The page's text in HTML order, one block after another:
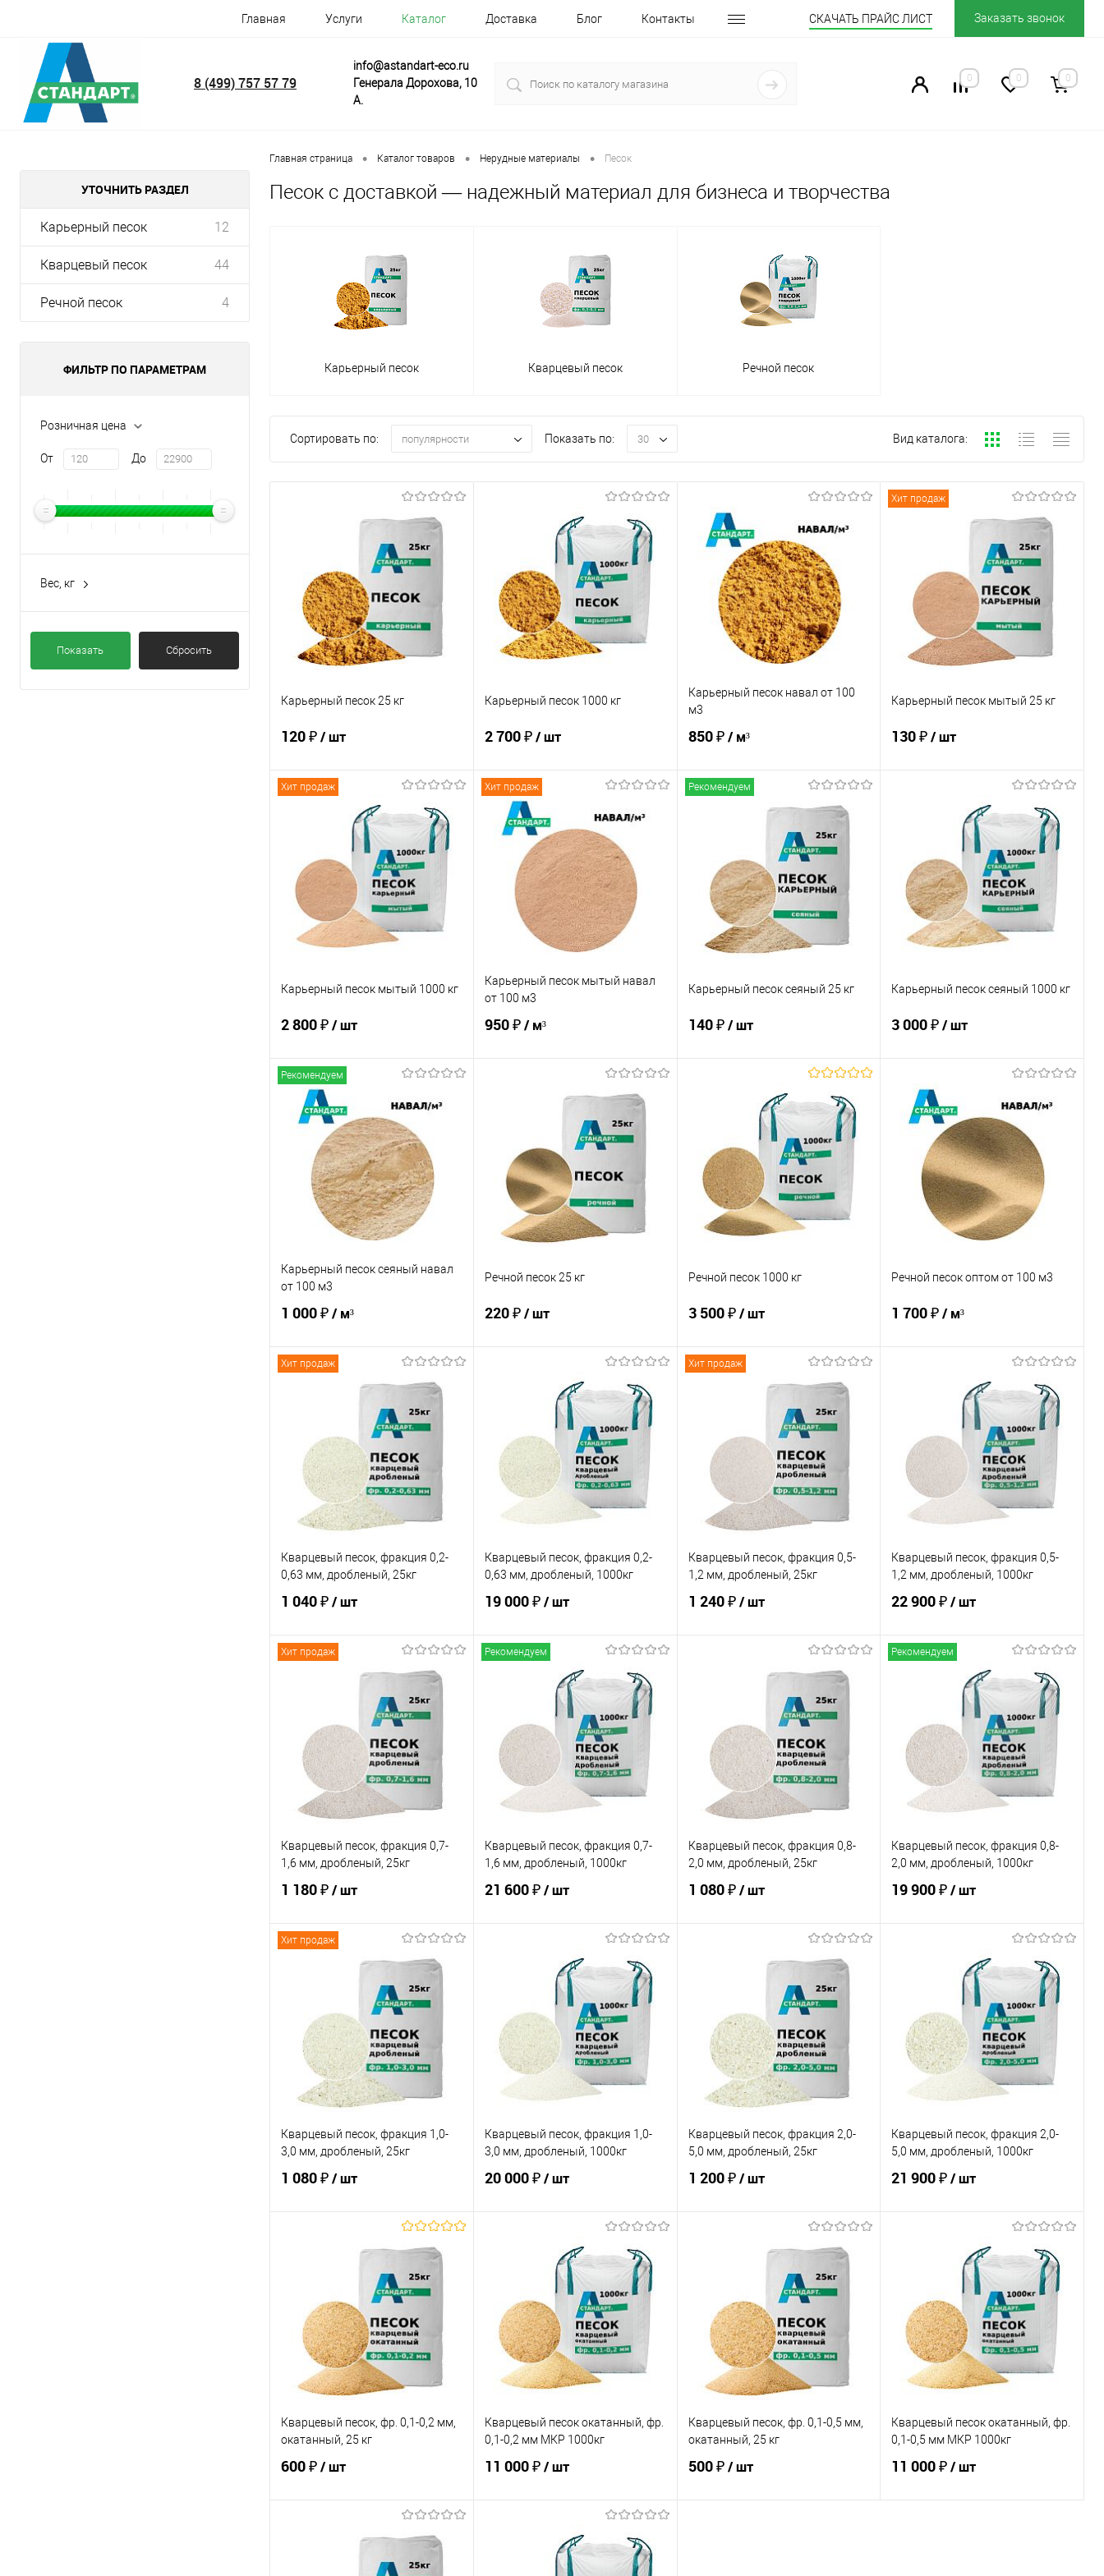
Главная Услуги Каталог Доставка Блог Контакты СКАЧАТЬ ПРАЙС ЛИСТ Заказать звонок
8 (499) 757 57 79
info@astandart-eco.ru
Генерала Дорохова, 10
А.
0 0 0
УТОЧНИТЬ РАЗДЕЛ
Карьерный песок 12
Кварцевый песок 44
Речной песок 4
ФИЛЬТР ПО ПАРАМЕТРАМ
Розничная цена
От До
Вес, кг
Показать Сбросить
Главная страница • Каталог товаров • Нерудные материалы • Песок
Песок с доставкой — надежный материал для бизнеса и творчества
Карьерный песок Кварцевый песок Речной песок
Сортировать по: популярности Показать по: 30 Вид каталога:
Карьерный песок 25 кг
120 ₽/ шт
В корзину
Купить в 1 клик
Сравнение
В избранное
В наличии
Карьерный песок 1000 кг
2 700 ₽/ шт
Купить в 1 клик
Сравнение
В избранное
В наличии
Карьерный песок навал от 100
м3
850 ₽ / м³
В корзину
Купить в 1 клик
Сравнение
В избранное
В наличии
Хит продаж
Карьерный песок мытый 25 кг
130 ₽/ шт
В корзину
Купить в 1 клик
Сравнение
В избранное
В наличии
Хит продаж
Карьерный песок мытый 1000 кг
2 800 ₽/ шт
Купить в 1 клик
Сравнение
В избранное
В наличии
Хит продаж
Карьерный песок мытый навал
от 100 м3
950 ₽/ м³
В корзину
Купить в 1 клик
Сравнение
В избранное
Рекомендуем
Карьерный песок сеяный 25 кг
140 ₽ / шт
В корзину
Купить в 1 клик
Сравнение
В избранное
В наличии
Карьерный песок сеяный 1000 кг
3 000 ₽/ шт
Купить в 1 клик
Сравнение
В избранное
В наличии
Рекомендуем
Карьерный песок сеяный навал
от 100 м3
1 000 ₽/ м³
В корзину
Сравнение
В избранное
В наличии
Речной песок 25 кг
220 ₽/ шт
В корзину
Купить в 1 клик
Сравнение
В избранное
В наличии
Речной песок 1000 кг
3 500 ₽ / шт
В корзину
Купить в 1 клик
Сравнение
В избранное
Под заказ
Речной песок оптом от 100 м3
1 700 ₽/ м³
В корзину
Купить в 1 клик
Сравнение
В избранное
В наличии
Хит продаж
Кварцевый песок, фракция 0,2-
0,63 мм, дробленый, 25кг
1 040 ₽/ шт
В корзину
Сравнение
В избранное
В наличии
Кварцевый песок, фракция 0,2-
0,63 мм, дробленый, 1000кг
19 000 ₽/ шт
В корзину
Купить в 1 клик
Сравнение
В избранное
В наличии
Хит продаж
Кварцевый песок, фракция 0,5-
1,2 мм, дробленый, 25кг
1 240 ₽ / шт
В корзину
Купить в 1 клик
Сравнение
В избранное
В наличии
Кварцевый песок, фракция 0,5-
1,2 мм, дробленый, 1000кг
22 900 ₽/ шт
В корзину
Купить в 1 клик
Сравнение
В избранное
В наличии
Хит продаж
Кварцевый песок, фракция 0,7-
1,6 мм, дробленый, 25кг
1 180 ₽/ шт
В корзину
Сравнение
В избранное
В наличии
Рекомендуем
Кварцевый песок, фракция 0,7-
1,6 мм, дробленый, 1000кг
21 600 ₽/ шт
В корзину
Купить в 1 клик
Сравнение
В избранное
В наличии
Кварцевый песок, фракция 0,8-
2,0 мм, дробленый, 25кг
1 080 ₽ / шт
В корзину
Купить в 1 клик
Сравнение
В избранное
В наличии
Рекомендуем
Кварцевый песок, фракция 0,8-
2,0 мм, дробленый, 1000кг
19 900 ₽/ шт
В корзину
Купить в 1 клик
Сравнение
В избранное
В наличии
Хит продаж
Кварцевый песок, фракция 1,0-
3,0 мм, дробленый, 25кг
1 080 ₽/ шт
В корзину
Сравнение
В избранное
В наличии
Кварцевый песок, фракция 1,0-
3,0 мм, дробленый, 1000кг
20 000 ₽/ шт
В корзину
Купить в 1 клик
Сравнение
В избранное
В наличии
Кварцевый песок, фракция 2,0-
5,0 мм, дробленый, 25кг
1 200 ₽ / шт
В корзину
Купить в 1 клик
Сравнение
В избранное
В наличии
Кварцевый песок, фракция 2,0-
5,0 мм, дробленый, 1000кг
21 900 ₽/ шт
В корзину
Купить в 1 клик
Сравнение
В избранное
В наличии
Кварцевый песок, фр. 0,1-0,2 мм,
окатанный, 25 кг
600 ₽/ шт
В корзину
Кварцевый песок окатанный, фр.
0,1-0,2 мм МКР 1000кг
11 000 ₽/ шт
В корзину
Кварцевый песок, фр. 0,1-0,5 мм,
окатанный, 25 кг
500 ₽ / шт
Кварцевый песок окатанный, фр.
0,1-0,5 мм МКР 1000кг
11 000 ₽/ шт